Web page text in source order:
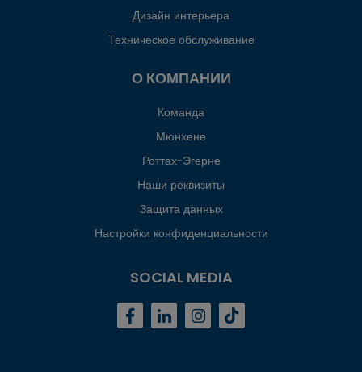
Дизайн интерьера
Техническое обслуживание
О КОМПАНИИ
Команда
Мюнхене
Роттах-Эгерне
Наши реквизиты
Защита данных
Настройки конфиденциальности
SOCIAL MEDIA